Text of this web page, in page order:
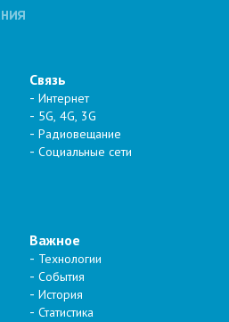
Связь
Интернет
5G, 4G, 3G
Радиовещание
Социальные сети
Важное
Технологии
События
История
Статистика